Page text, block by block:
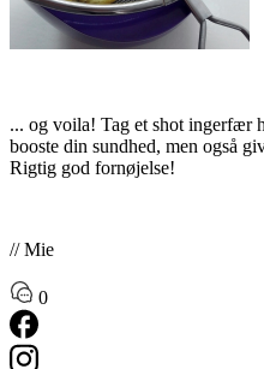
... og voila! Tag et shot ingerfær
booste din sundhed, men også
Rigtig god fornøjelse!
// Mie
0